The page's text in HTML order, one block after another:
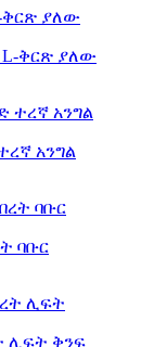
L-ቅርጽ ያለው
አንግል
ባቡር
ሊፍት ቅንፍ